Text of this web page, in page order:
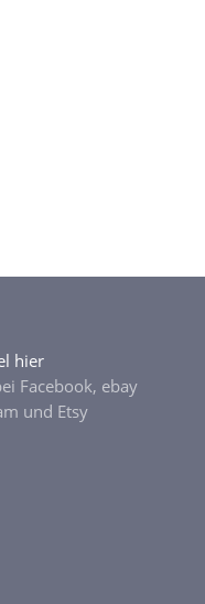
hier
Facebook, ebay
und Etsy